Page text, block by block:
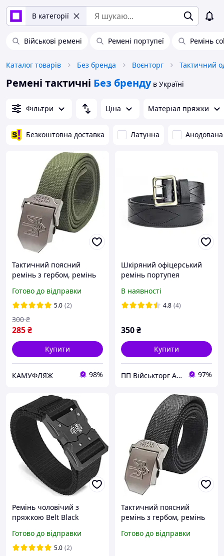
В категорії
Військові ремені Ремені портупеї Ремінь
Каталог товарів Без бренда Воєнторг Тактичний
Ремені тактичні Без бренду в Україні
Фільтри Ціна Матеріал пряжки
Безкоштовна доставка Латунна Анодована
Тактичний поясний
ремінь з гербом, ремінь
Армійський брючний
чоловічий пояс
Готово до відправки
5.0 (2)
285₴
300 ₴
Купити
КАМУФЛЯЖ 98%
Шкіряний офіцерський
ремінь портупея
В наявності
4.8 (4)
350₴
Купити
ПП Військторг Авангард 97%
Ремінь чоловічий з
пряжкою Belt Black
Готово до відправки
5.0 (2)
Тактичний поясний
ремінь з гербом, ремінь
Армійський брючний
Готово до відправки